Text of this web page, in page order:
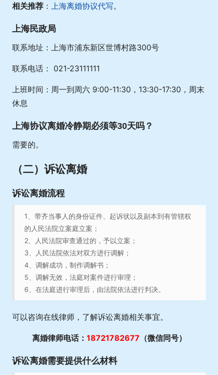
相关推荐 ： 上海离婚协议代写。
上海民政局
联系地址：上海市浦东新区世博村路300号
联系电话： 021-23111111
上班时间：周一到周六 9:00-11:30，13:30-17:30，周末
休息
上海协议离婚冷静期必须等30天吗？
需要的。
（二） 诉讼离婚
诉讼离婚流程
1、带齐当事人的身份证件、起诉状以及副本到有管辖权
的人民法院立案庭立案；
2、人民法院审查通过的，予以立案；
3、人民法院依法对双方进行调解；
4、调解成功，制作调解书；
5、调解无效，法庭对案件进行审理；
6、在法庭进行审理后，由法院依法进行判决。
可以咨询在线律师，了解诉讼离婚相关事宜。
离婚律师电话： 18721782677 （微信同号）
诉讼离婚需要提供什么材料